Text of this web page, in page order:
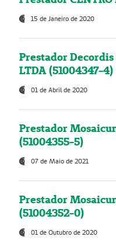
15 de Janeiro de 2020
Prestador
LTDA (51004347-4)
01 de Abril de 2020
Prestador
(51004355-5)
07 de Maio de 2021
Prestador
(51004352-0)
01 de Outubro de 2020